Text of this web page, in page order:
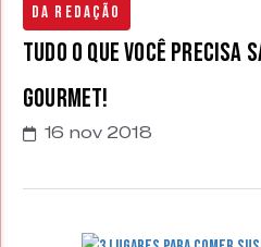
Da Redação
Tudo o que você precisa
Gourmet!
16 nov 2018